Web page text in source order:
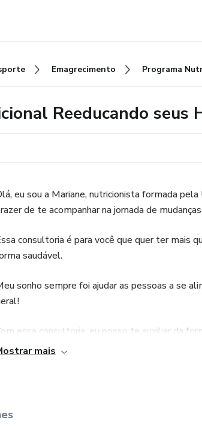
Emagrecimento
Reeducando seus
eu sou a Mariane, nutricionista formada
de te acompanhar na jornada de
consultoria é para você que quer ter mais
saudável.
sonho sempre foi ajudar as pessoas a se
essa consultoria, eu posso te auxiliar da
e não as suas emoções.
mais